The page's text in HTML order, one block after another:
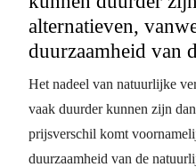
alternatieven,
duurzaamheid van
Het nadeel van natuurlijke
vaak duurder kunnen zijn
prijsverschil komt
duurzaamheid van de